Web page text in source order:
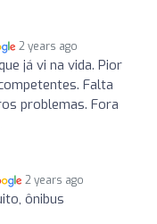
2 years ago
já vi na vida. Pior
Falta
problemas. Fora
2 years ago
ônibus